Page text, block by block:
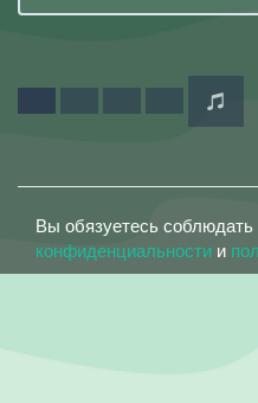
Вы обязуетесь соблюдать
конфиденциальности и